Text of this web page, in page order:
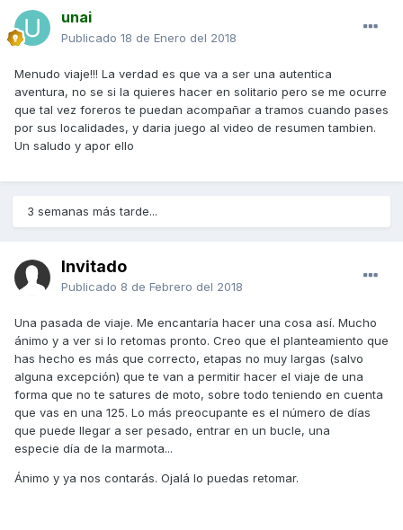
unai
Publicado 18 de Enero del 2018
Menudo viaje!!! La verdad es que va a ser una autentica
aventura, no se si la quieres hacer en solitario pero se me ocurre
que tal vez foreros te puedan acompañar a tramos cuando pases
por sus localidades, y daria juego al video de resumen tambien.
Un saludo y apor ello
3 semanas más tarde...
Invitado
Publicado 8 de Febrero del 2018
Una pasada de viaje. Me encantaría hacer una cosa así. Mucho
ánimo y a ver si lo retomas pronto. Creo que el planteamiento que
has hecho es más que correcto, etapas no muy largas (salvo
alguna excepción) que te van a permitir hacer el viaje de una
forma que no te satures de moto, sobre todo teniendo en cuenta
que vas en una 125. Lo más preocupante es el número de días
que puede llegar a ser pesado, entrar en un bucle, una
especie día de la marmota...
Ánimo y ya nos contarás. Ojalá lo puedas retomar.